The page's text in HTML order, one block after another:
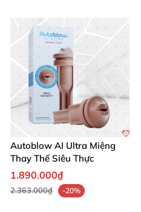
Autoblow AI Ultra Miệng
Thay Thế Siêu Thực
1.890.000₫
2.363.000₫ -20%